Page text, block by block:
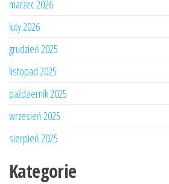
marzec 2026
luty 2026
grudzień 2025
listopad 2025
październik 2025
wrzesień 2025
sierpień 2025
Kategorie